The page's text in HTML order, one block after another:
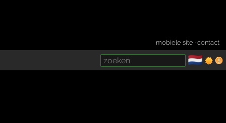
mobiele site ·contact
🇳🇱